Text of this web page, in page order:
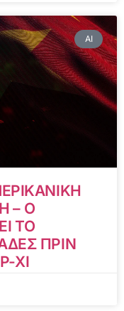
AI
– Ο
ΤΟ
ΠΡΙΝ
XI